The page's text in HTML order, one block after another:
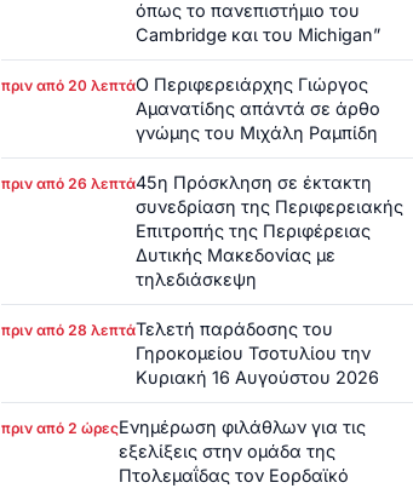
όπως το πανεπιστήμιο του
Cambridge και του Michigan”
πριν από 20 λεπτάΟ Περιφερειάρχης Γιώργος
Αμανατίδης απάντά σε άρθο
γνώμης του Μιχάλη Ραμπίδη
πριν από 26 λεπτά45η Πρόσκληση σε έκτακτη
συνεδρίαση της Περιφερειακής
Επιτροπής της Περιφέρειας
Δυτικής Μακεδονίας με
τηλεδιάσκεψη
πριν από 28 λεπτάΤελετή παράδοσης του
Γηροκομείου Τσοτυλίου την
Κυριακή 16 Αυγούστου 2026
πριν από 2 ώρεςΕνημέρωση φιλάθλων για τις
εξελίξεις στην ομάδα της
Πτολεμαΐδας τον Εορδαϊκό